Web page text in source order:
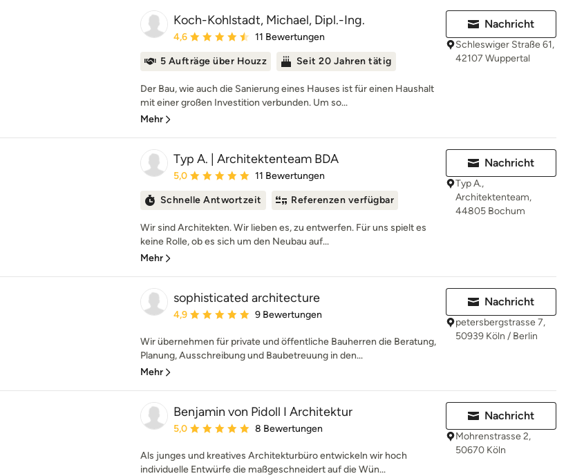
Koch-Kohlstadt, Michael, Dipl.-Ing.
Durchschnittliche Bewertung: 4.6 von 5 Sternen
4,6 11 Bewertungen
5 Aufträge über Houzz Seit 20 Jahren tätig
Der Bau, wie auch die Sanierung eines Hauses ist für einen Haushalt
mit einer großen Investition verbunden. Um so...
Mehr
Nachricht
Schleswiger Straße 61,
42107 Wuppertal
Typ A. | Architektenteam BDA
Durchschnittliche Bewertung: 5 von 5 Sternen
5,0 11 Bewertungen
Schnelle Antwortzeit Referenzen verfügbar
Wir sind Architekten. Wir lieben es, zu entwerfen. Für uns spielt es
keine Rolle, ob es sich um den Neubau auf...
Mehr
Nachricht
Typ A.,
Architektenteam,
44805 Bochum
sophisticated architecture
Durchschnittliche Bewertung: 4.9 von 5 Sternen
4,9 9 Bewertungen
Wir übernehmen für private und öffentliche Bauherren die Beratung,
Planung, Ausschreibung und Baubetreuung in den...
Mehr
Nachricht
petersbergstrasse 7,
50939 Köln / Berlin
Benjamin von Pidoll I Architektur
Durchschnittliche Bewertung: 5 von 5 Sternen
5,0 8 Bewertungen
Als junges und kreatives Architekturbüro entwickeln wir hoch
individuelle Entwürfe die maßgeschneidert auf die Wün...
Nachricht
Mohrenstrasse 2,
50670 Köln